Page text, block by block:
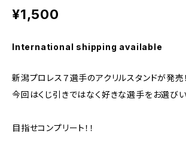
¥1,500
International shipping available
新潟プロレス７選手のアクリルスタンドが発売！
今回はくじ引きではなく好きな選手をお選びい
目指せコンプリート！！